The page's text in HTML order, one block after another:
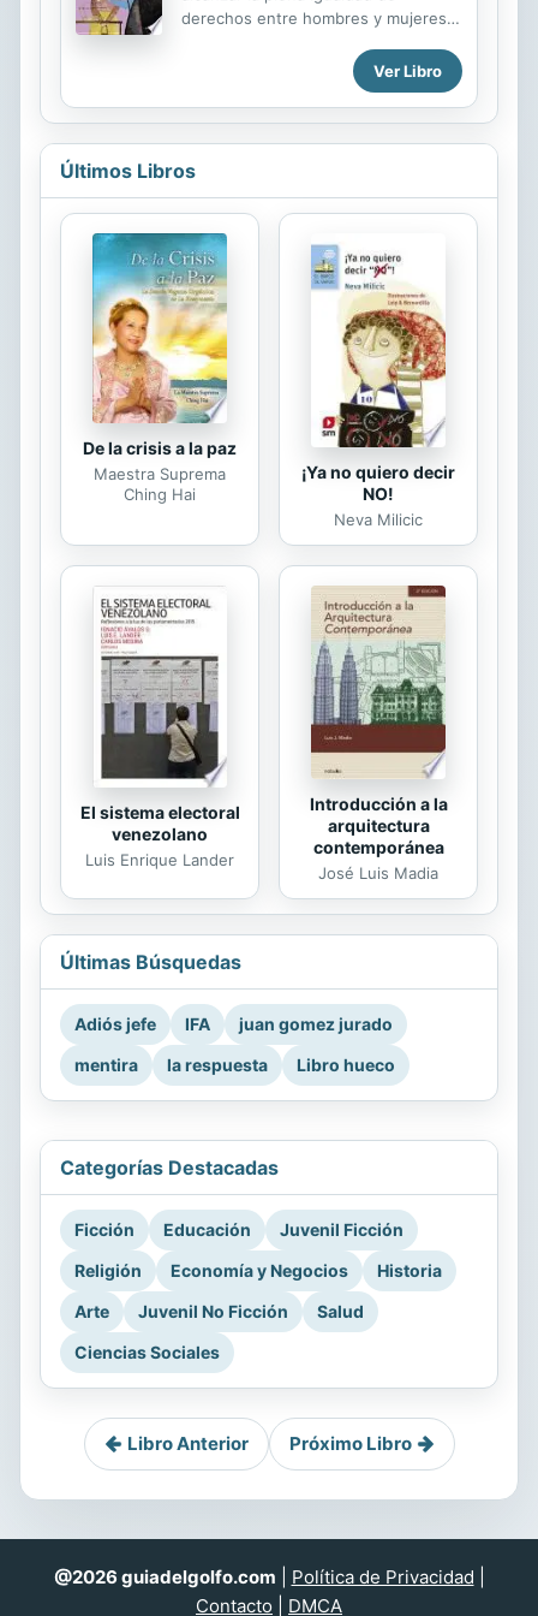
pensados alrededor de escenarios
marinos. Esta obra se alzó con el
Premio Fastenrath en su primera
(Cádiz, 1865 - El Pardo, 1911) fue
un...
derechos entre hombres y mujeres.
celebrara por primera vez el Día
Internacional de la Mujer, el 19 de
marzo de 1911, te invitamos a
conocer en las páginas de este libro
a un grupo de mujeres que, en
a casi nada, se atrevieron a luchar
por sus sueños, y llegaron, incluso, a
cambiar la historia.
Ver Libro
Últimos Libros
De la crisis a la paz
Maestra Suprema
Ching Hai
¡Ya no quiero decir
NO!
Neva Milicic
El sistema electoral
venezolano
Luis Enrique Lander
Introducción a la
arquitectura
contemporánea
José Luis Madia
Últimas Búsquedas
Adiós jefe IFA
juan gomez jurado
mentira
la respuesta Libro hueco
Categorías Destacadas
Ficción Educación
Juvenil Ficción
Religión
Economía y Negocios
Historia
Arte
Juvenil No Ficción
Salud
Ciencias Sociales
Libro Anterior Próximo Libro
@2026 guiadelgolfo.com Política de Privacidad
Contacto
DMCA